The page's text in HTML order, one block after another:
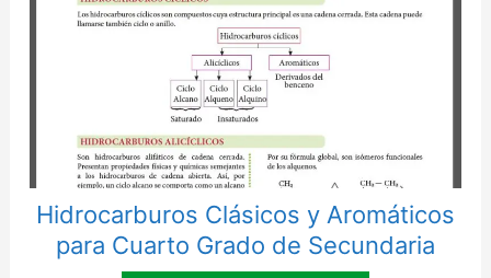
Hidrocarburos Clásicos y Aromáticos
para Cuarto Grado de Secundaria